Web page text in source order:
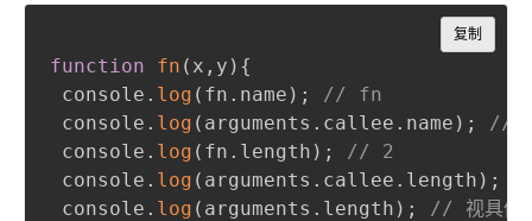
function fn ( x , y ) {
console . log ( fn . name ) ;
// fn
console . log ( arguments . callee . name ) ;
//
console . log ( fn . length ) ;
// 2
console . log ( arguments . callee . length ) ;
console . log ( arguments . length ) ;
// 视具体
复制
Copy